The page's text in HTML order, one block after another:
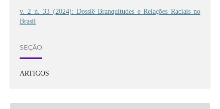
v. 2 n. 33 (2024): Dossiê Branquitudes e Relações Raciais no
Brasil
SEÇÃO
ARTIGOS